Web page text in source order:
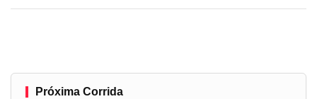
Próxima Corrida